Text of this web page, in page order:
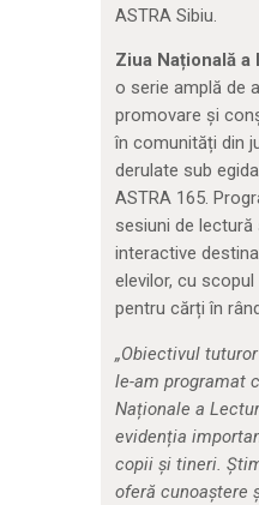
ASTRA Sibiu.
Ziua Națională a
o serie amplă de
promovare și
în comunități din
derulate sub
ASTRA 165.
sesiuni de lectură
interactive
elevilor, cu
pentru cărți în
„Obiectivul
le-am programat
Naționale a
evidenția
copii și tineri.
oferă cunoaștere